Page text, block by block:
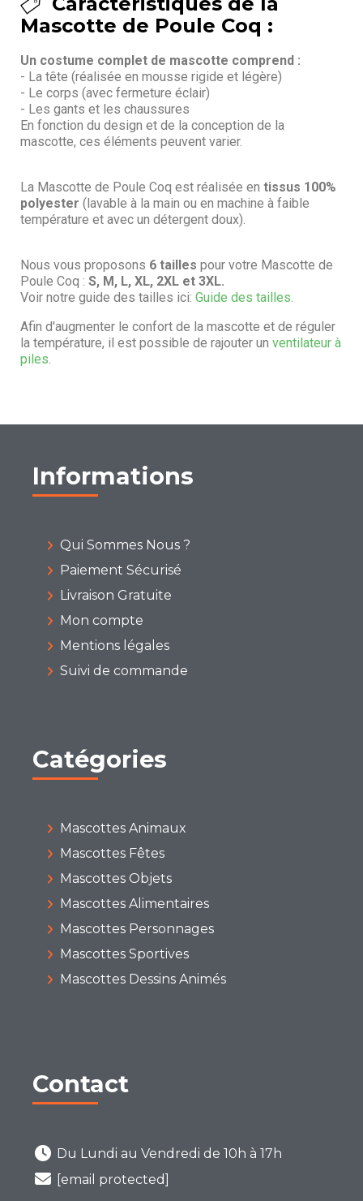
Mascotte de Poule Coq :
Un costume complet de mascotte comprend :
- La tête (réalisée en mousse rigide et légère)
- Le corps (avec fermeture éclair)
- Les gants et les chaussures
En fonction du design et de la conception de la
mascotte, ces éléments peuvent varier.
La Mascotte de Poule Coq est réalisée en tissus 100%
polyester (lavable à la main ou en machine à faible
température et avec un détergent doux).
Nous vous proposons 6 tailles pour votre Mascotte de
Poule Coq : S, M, L, XL, 2XL et 3XL.
Voir notre guide des tailles ici: Guide des tailles.
Afin d'augmenter le confort de la mascotte et de réguler
la température, il est possible de rajouter un ventilateur à
piles.
Informations
Qui Sommes Nous ?
Paiement Sécurisé
Livraison Gratuite
Mon compte
Mentions légales
Suivi de commande
Catégories
Mascottes Animaux
Mascottes Fêtes
Mascottes Objets
Mascottes Alimentaires
Mascottes Personnages
Mascottes Sportives
Mascottes Dessins Animés
Contact
Du Lundi au Vendredi de 10h à 17h
[email protected]